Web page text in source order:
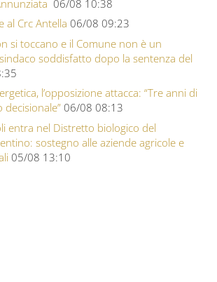
06/08 10:38
al Crc Antella 06/08 09:23
si toccano e il Comune non è un
soddisfatto dopo la sentenza del
l’opposizione attacca: “Tre anni di
decisionale” 06/08 08:13
entra nel Distretto biologico del
sostegno alle aziende agricole e
05/08 13:10